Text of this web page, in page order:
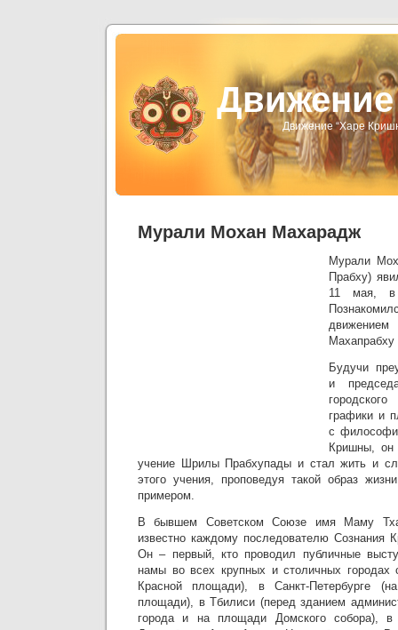
Движение “Харе
Мурали Мохан Махарадж
Мурали
Прабху)
11 мая, в
Махапрабху
Будучи
и
графики и
с
Кришны, он
учение Шрилы Прабхупады и стал жить и
этого учения, проповедуя такой образ
примером.
В бывшем Советском Союзе имя Маму
известно каждому последователю Сознания
Он – первый, кто проводил публичные
намы во всех крупных и столичных
Красной площади), в Санкт-Петербурге
площади), в Тбилиси (перед зданием
города и на площади Домского собора),